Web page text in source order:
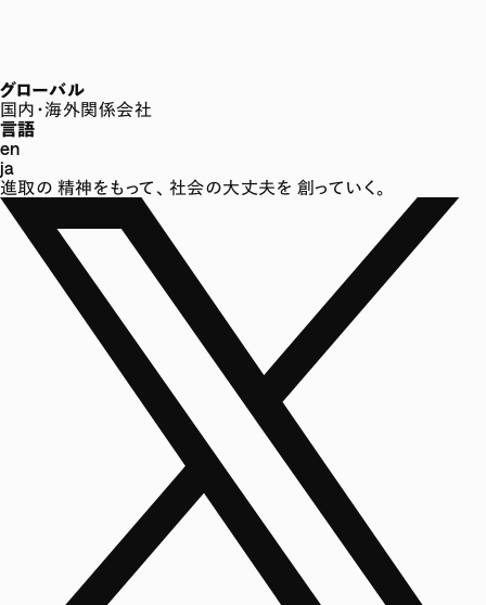
グローバル
国内・海外関係会社
言語
en
ja
進取の 精神をもって、 社会の大丈夫を 創っていく。